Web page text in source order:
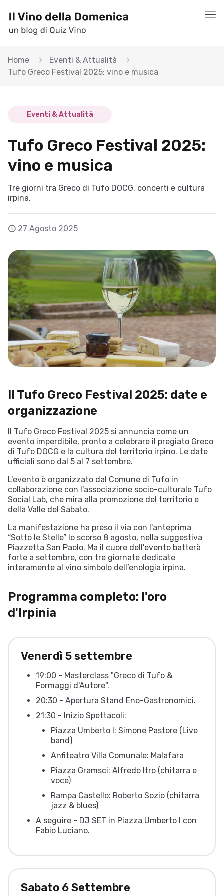
Home
Eventi & Attualità
Tufo Greco Festival 2025: vino e musica
Eventi & Attualità
Tufo Greco Festival 2025:
vino e musica
Tre giorni tra Greco di Tufo DOCG, concerti e cultura
irpina.
27 Agosto 2025
Il Tufo Greco Festival 2025: date e
organizzazione
Il Tufo Greco Festival 2025 si annuncia come un
evento imperdibile, pronto a celebrare il pregiato Greco
di Tufo DOCG e la cultura del territorio irpino. Le date
ufficiali sono dal 5 al 7 settembre.
L'evento è organizzato dal Comune di Tufo in
collaborazione con l'associazione socio-culturale Tufo
Social Lab, che mira alla promozione del territorio e
della Valle del Sabato.
La manifestazione ha preso il via con l'anteprima
“Sotto le Stelle” lo scorso 8 agosto, nella suggestiva
Piazzetta San Paolo. Ma il cuore dell'evento batterà
forte a settembre, con tre giornate dedicate
interamente al vino simbolo dell’enologia irpina.
Programma completo: l'oro
d'Irpinia
Venerdì 5 settembre
19:00 - Masterclass "Greco di Tufo &
Formaggi d'Autore".
20:30 - Apertura Stand Eno-Gastronomici.
21:30 - Inizio Spettacoli:
Piazza Umberto I: Simone Pastore (Live
band)
Anfiteatro Villa Comunale: Malafara
Piazza Gramsci: Alfredo Itro (chitarra e
voce)
Rampa Castello: Roberto Sozio (chitarra
jazz & blues)
A seguire - DJ SET in Piazza Umberto I con
Fabio Luciano.
Sabato 6 Settembre